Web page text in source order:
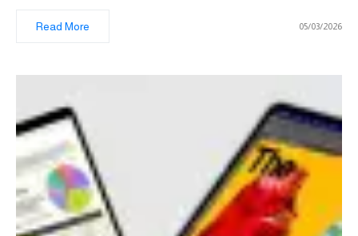
05/03/2026
Read More